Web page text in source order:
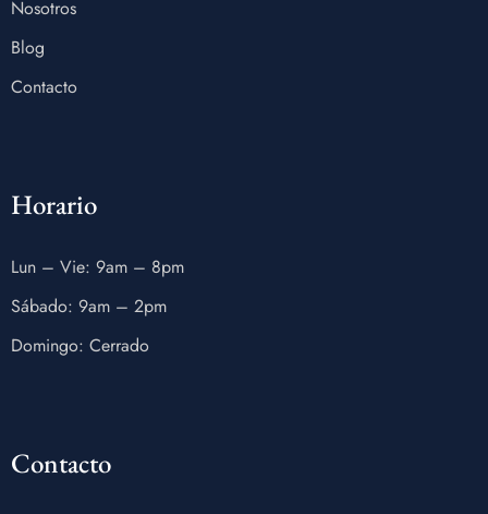
Nosotros
Blog
Contacto
Horario
Lun – Vie: 9am – 8pm
Sábado: 9am – 2pm
Domingo: Cerrado
Contacto